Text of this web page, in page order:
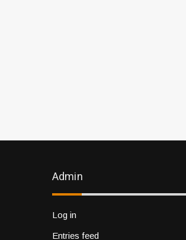
Admin
Log in
Entries feed